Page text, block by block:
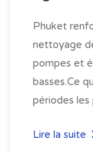
Phuket
nettoyage
pompes et
basses.Ce
périodes les
Lire la suite